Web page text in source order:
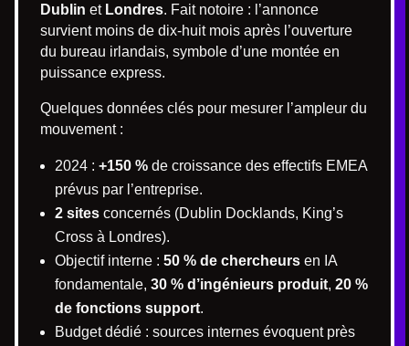
Dublin et Londres. Fait notoire : l’annonce
survient moins de dix-huit mois après l’ouverture
du bureau irlandais, symbole d’une montée en
puissance express.
Quelques données clés pour mesurer l’ampleur du
mouvement :
2024 : +150 % de croissance des effectifs EMEA
prévus par l’entreprise.
2 sites concernés (Dublin Docklands, King’s
Cross à Londres).
Objectif interne : 50 % de chercheurs en IA
fondamentale, 30 % d’ingénieurs produit, 20 %
de fonctions support.
Budget dédié : sources internes évoquent près